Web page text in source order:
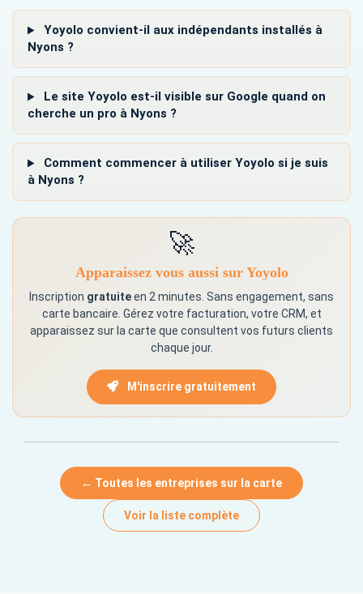
Yoyolo convient-il aux indépendants installés à
Nyons ?
Le site Yoyolo est-il visible sur Google quand on
cherche un pro à Nyons ?
Comment commencer à utiliser Yoyolo si je suis
à Nyons ?
🚀
Apparaissez vous aussi sur Yoyolo
Inscription gratuiteen 2 minutes. Sans engagement, sans
carte bancaire. Gérez votre facturation, votre CRM, et
apparaissez sur la carte que consultent vos futurs clients
chaque jour.
M'inscrire gratuitement
← Toutes les entreprises sur la carte
Voir la liste complète